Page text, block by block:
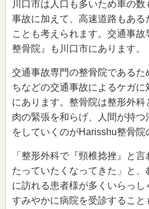
川口市は人口も多いため車の
事故に加えて、高速道路もある
ことも考えられます。交通事
整骨院』も川口市にあります。
交通事故専門の整骨院であるた
ちなどの交通事故によるケガ
にあります。整骨院は整形外
肉の緊張を和らげ、人間が持
をしていくのがHarisshu整骨院
「整形外科で『頸椎捻挫』と
たっていたくなってきた」と
に訪れる患者様が多くいらっ
すみやかに病院を受診するこ